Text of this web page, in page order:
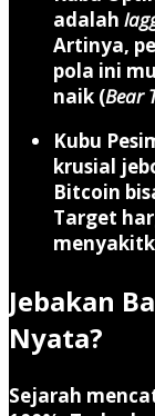
adalah
Artinya,
pola ini
naik (Bear
Kubu
krusial
Bitcoin
Target
Jebakan
Nyata?
Sejarah